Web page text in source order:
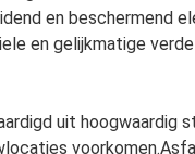
en beschermend
en gelijkmatige
uit hoogwaardig